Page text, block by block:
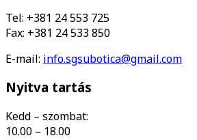
Tel: +381 24 553 725
Fax: +381 24 533 850
E-mail: info.sgsubotica@gmail.com
Nyitva tartás
Kedd – szombat:
10.00 – 18.00